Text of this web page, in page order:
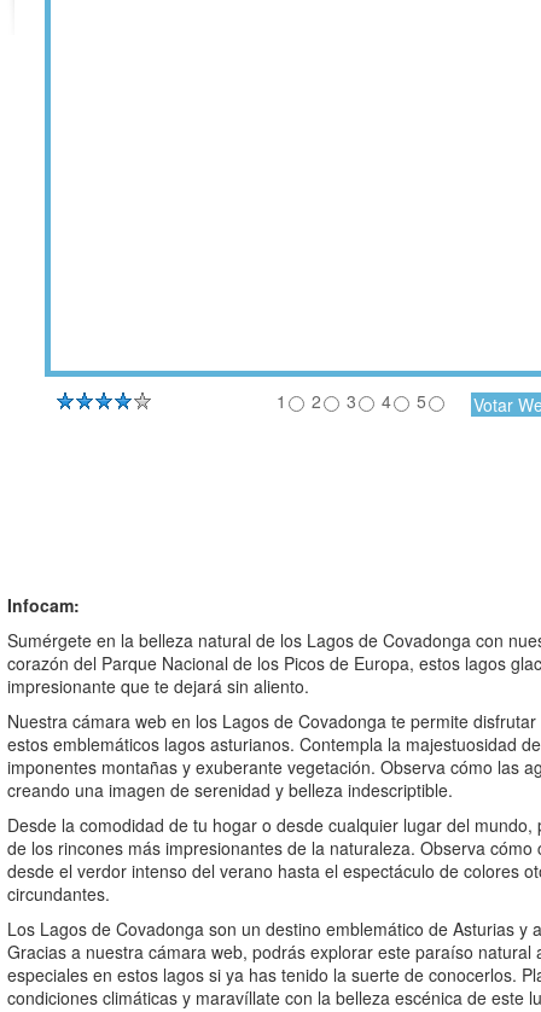
1 2 3 4 5
Infocam:
Sumérgete en la belleza natural de los Lagos de Covadonga con
corazón del Parque Nacional de los Picos de Europa, estos lagos
impresionante que te dejará sin aliento.
Nuestra cámara web en los Lagos de Covadonga te permite
estos emblemáticos lagos asturianos. Contempla la majestuosidad
imponentes montañas y exuberante vegetación. Observa cómo las
creando una imagen de serenidad y belleza indescriptible.
Desde la comodidad de tu hogar o desde cualquier lugar del
de los rincones más impresionantes de la naturaleza. Observa
desde el verdor intenso del verano hasta el espectáculo de colores
circundantes.
Los Lagos de Covadonga son un destino emblemático de Asturias y
Gracias a nuestra cámara web, podrás explorar este paraíso
especiales en estos lagos si ya has tenido la suerte de conocerlos.
condiciones climáticas y maravíllate con la belleza escénica de este